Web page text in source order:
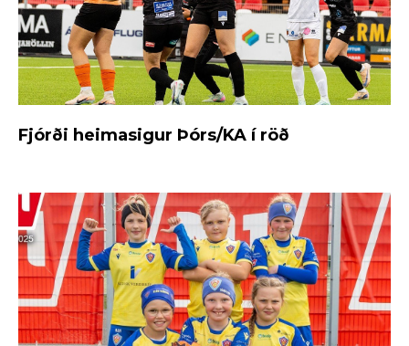
Fjórði heimasigur Þórs/KA í röð